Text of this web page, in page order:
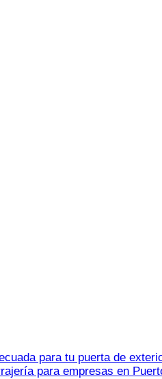
para tu puerta de
para empresas en